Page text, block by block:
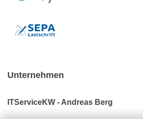
Unternehmen
ITServiceKW - Andreas Berg